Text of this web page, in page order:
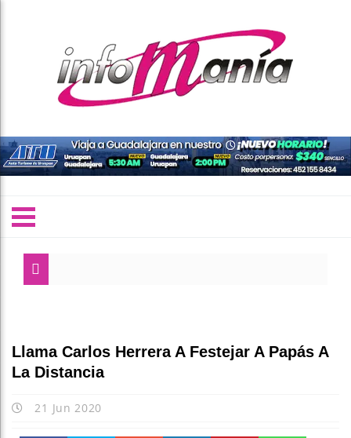
Llama Carlos Herrera A Festejar A Papás A
La Distancia
21 Jun 2020